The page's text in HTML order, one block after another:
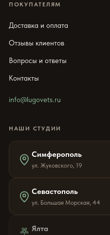
ПОКУПАТЕЛЯМ
Доставка и оплата
Отзывы клиентов
Вопросы и ответы
Контакты
info@lugovets.ru
НАШИ СТУДИИ
Симферополь
ул. Жуковского, 19
Севастополь
ул. Большая Морская, 44
Ялта